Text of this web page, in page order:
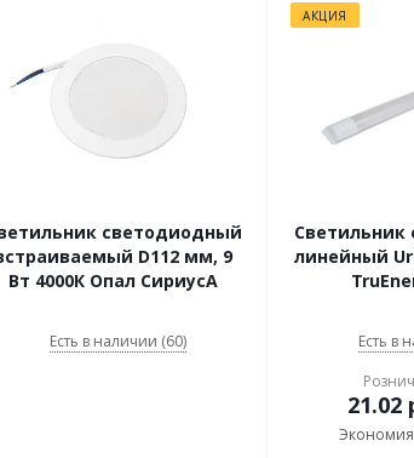
светодиодный
D112 мм, 9
Вт 4000К Опал СириусА
Есть в наличии (60)
АКЦИЯ
линейный
Есть в
21.02
Экономия